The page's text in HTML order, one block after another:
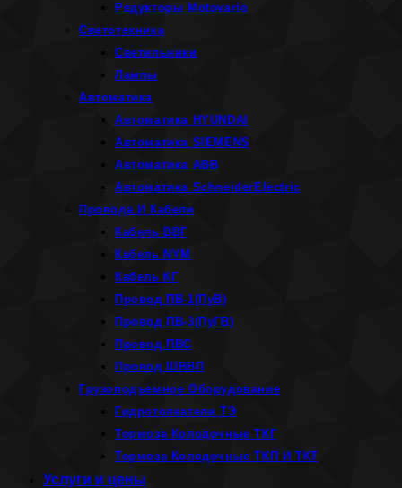
Редукторы Motovario
Светотехника
Светильники
Лампы
Автоматика
Автоматика HYUNDAI
Автоматика SIEMENS
Автоматика ABB
Автоматика SchneiderElectric
Провода И Кабели
Кабель ВВГ
Кабель NYM
Кабель КГ
Провод ПВ-1(ПуВ)
Провод ПВ-3(ПуГВ)
Провод ПВС
Провод ШВВП
Грузоподъемное Оборудование
Гидротолкатели ТЭ
Тормоза Колодочные ТКГ
Тормоза Колодочные ТКП И ТКТ
Услуги и цены